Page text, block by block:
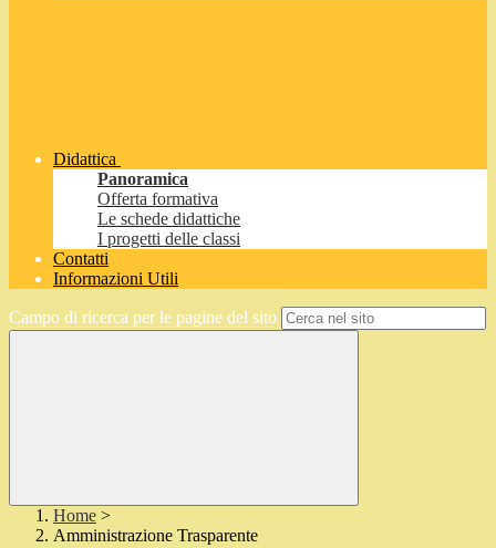
Didattica
Panoramica
Offerta formativa
Le schede didattiche
I progetti delle classi
Contatti
Informazioni Utili
Campo di ricerca per le pagine del sito
Home >
Amministrazione Trasparente